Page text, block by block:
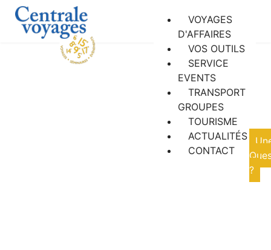
VOYAGES
D'AFFAIRES
VOS OUTILS
SERVICE
EVENTS
TRANSPORT
GROUPES
TOURISME
ACTUALITÉS
CONTACT
Actualités
?